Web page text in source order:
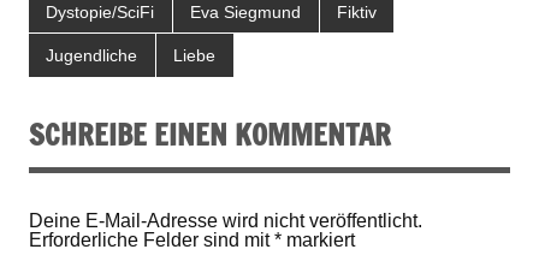
Dystopie/SciFi Eva Siegmund Fiktiv
Jugendliche Liebe
SCHREIBE EINEN KOMMENTAR
Deine E-Mail-Adresse wird nicht veröffentlicht.
Erforderliche Felder sind mit* markiert